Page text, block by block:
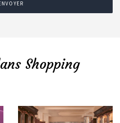
Shopping